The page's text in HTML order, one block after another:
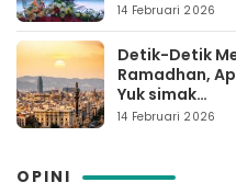
14 Februari 2026
Detik-Detik
Ramadhan,
Yuk simak…
14 Februari 2026
OPINI